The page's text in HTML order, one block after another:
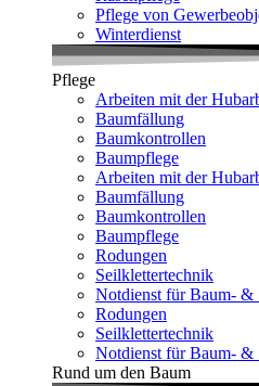
Pflege von
Winterdienst
Pflege
Arbeiten mit der
Baumfällung
Baumkontrollen
Baumpflege
Arbeiten mit der
Baumfällung
Baumkontrollen
Baumpflege
Rodungen
Seilklettertechnik
Notdienst für Baum- &
Rodungen
Seilklettertechnik
Notdienst für Baum- &
Rund um den Baum